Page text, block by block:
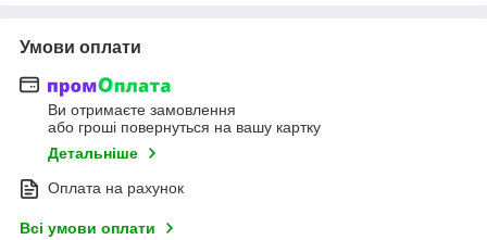
Умови оплати
Ви отримаєте замовлення
або гроші повернуться на вашу картку
Детальніше
Оплата на рахунок
Всі умови оплати